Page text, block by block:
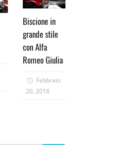
Biscione in
grande stile
con Alfa
Romeo Giulia
Febbraio
20, 2018